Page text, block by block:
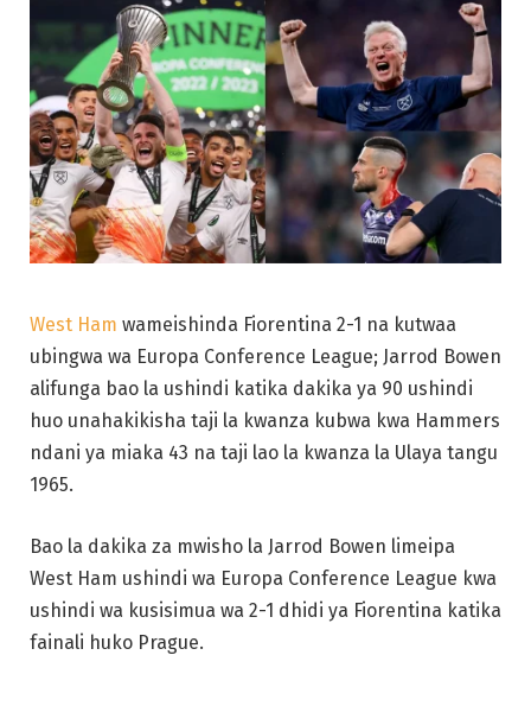
West Ham wameishinda Fiorentina 2-1 na kutwaa
ubingwa wa Europa Conference League; Jarrod Bowen
alifunga bao la ushindi katika dakika ya 90 ushindi
huo unahakikisha taji la kwanza kubwa kwa Hammers
ndani ya miaka 43 na taji lao la kwanza la Ulaya tangu
1965.
Bao la dakika za mwisho la Jarrod Bowen limeipa
West Ham ushindi wa Europa Conference League kwa
ushindi wa kusisimua wa 2-1 dhidi ya Fiorentina katika
fainali huko Prague.